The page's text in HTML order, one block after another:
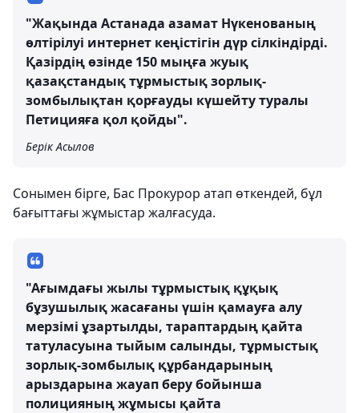
"Жақында Астанада азамат Нүкенованың
өлтірілуі интернет кеңістігін дүр сілкіндірді.
Қазірдің өзінде 150 мыңға жуық
қазақстандық тұрмыстық зорлық-
зомбылықтан қорғауды күшейту туралы
Петицияға қол қойды".
Берік Асылов
Сонымен бірге, Бас Прокурор атап өткендей, бұл
бағыттағы жұмыстар жалғасуда.
"Ағымдағы жылы тұрмыстық құқық
бұзушылық жасағаны үшін қамауға алу
мерзімі ұзартылды, тараптардың қайта
татуласуына тыйым салынды, тұрмыстық
зорлық-зомбылық құрбандарының
арыздарына жауап беру бойынша
полицияның жұмысы қайта